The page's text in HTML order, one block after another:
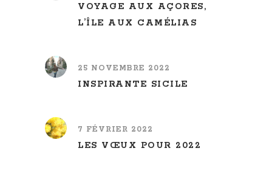
VOYAGE AUX AÇORES,
L’ÎLE AUX CAMÉLIAS
25 NOVEMBRE 2022
INSPIRANTE SICILE
7 FÉVRIER 2022
LES VŒUX POUR 2022